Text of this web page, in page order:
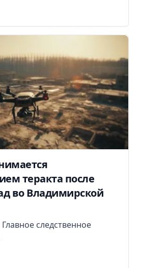
теракта после
во Владимирской
следственное